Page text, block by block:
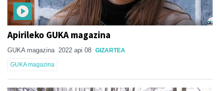
Apirileko GUKA magazina
GUKA magazina 2022 api 08 GIZARTEA
GUKA magazina